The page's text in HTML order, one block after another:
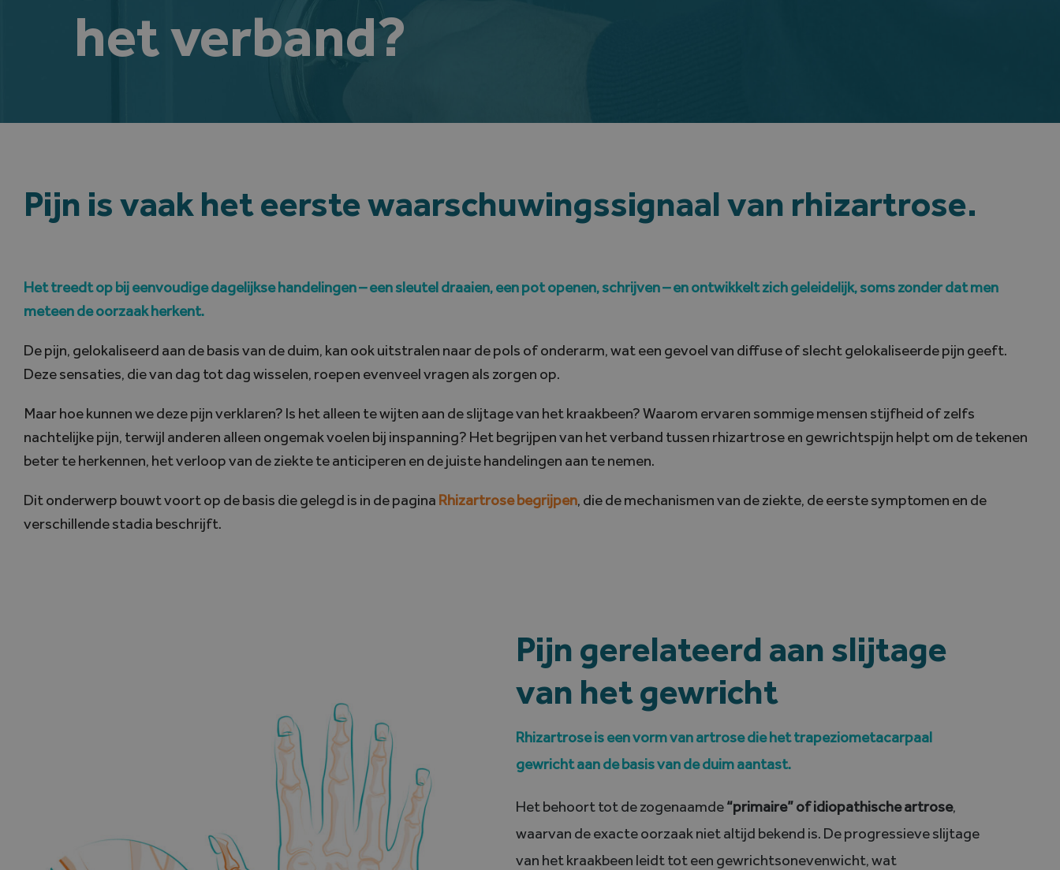
het verband?
Pijn is vaak het eerste waarschuwingssignaal van rhizartrose.
Hettreedt op bij eenvoudige dagelijkse handelingen – een sleutel draaien, een pot openen, schrijven – en ontwikkelt zich geleidelijk, soms zonder dat men
meteen de oorzaak herkent.
De pijn, gelokaliseerd aan de basis van de duim, kan ook uitstralen naar de pols of onderarm, wat een gevoel van diffuse of slecht gelokaliseerde pijn geeft.
Deze sensaties, die van dag tot dag wisselen, roepen evenveel vragen als zorgen op.
Maar hoe kunnen we deze pijn verklaren? Is het alleen te wijten aan de slijtage van het kraakbeen? Waarom ervaren sommige mensen stijfheid of zelfs
nachtelijke pijn, terwijl anderen alleen ongemak voelen bij inspanning? Het begrijpen van het verband tussen rhizartrose en gewrichtspijn helpt om de tekenen
beter te herkennen, het verloop van de ziekte te anticiperen en de juiste handelingen aan te nemen.
Dit onderwerp bouwt voort op de basis die gelegd is in de pagina Rhizartrose begrijpen, die de mechanismen van de ziekte, de eerste symptomen en de
verschillende stadia beschrijft.
Pijn gerelateerd aan slijtage
van het gewricht
Rhizartrose is een vorm van artrose die het trapeziometacarpaal
gewricht aan de basis van de duim aantast.
Het behoort tot de zogenaamde“primaire” of idiopathische artrose,
waarvan de exacte oorzaak niet altijd bekend is. De progressieve slijtage
van het kraakbeen leidt tot een gewrichtsonevenwicht, wat